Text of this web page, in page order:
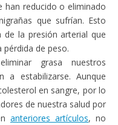
han reducido o eliminado
que sufrían. Esto
la presión arterial que
de peso.
grasa nuestros
a estabilizarse. Aunque
en sangre, por lo
de nuestra salud por
anteriores artículos, no